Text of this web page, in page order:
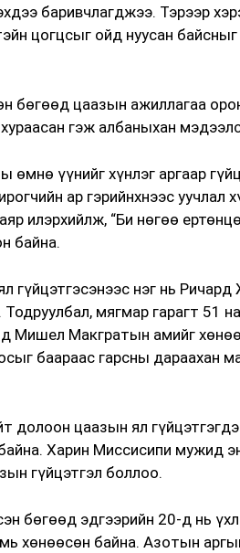
баривчлагджээ. Тэрээр
цогцсыг ойд нуусан
бөгөөд цаазын ажиллагаа
гэж албаныхан
үүнийг хүнлэг аргаар
ар гэрийнхнээс уучлал
илэрхийлж, “Би нөгөө
байна.
гүйцэтгэсэнээс нэг нь
мягмар гарагт 51
Мишел Макгратын амийг
баараас гарсны дараахан
цаазын ял
Харин Миссисипи мужид
гүйцэтгэл боллоо.
бөгөөд эдгээрийн 20-д нь
хөнөөсөн байна. Азотын